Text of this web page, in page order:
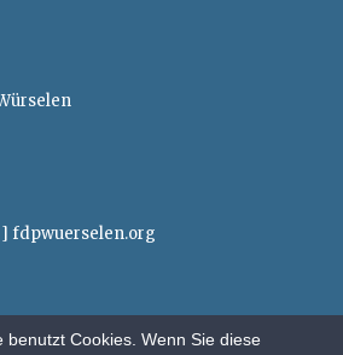
fdpwuerselen.org
benutzt Cookies. Wenn Sie diese